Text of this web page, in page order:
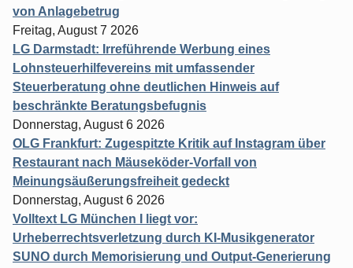
von Anlagebetrug
Freitag, August 7 2026
LG Darmstadt: Irreführende Werbung eines
Lohnsteuerhilfevereins mit umfassender
Steuerberatung ohne deutlichen Hinweis auf
beschränkte Beratungsbefugnis
Donnerstag, August 6 2026
OLG Frankfurt: Zugespitzte Kritik auf Instagram über
Restaurant nach Mäuseköder-Vorfall von
Meinungsäußerungsfreiheit gedeckt
Donnerstag, August 6 2026
Volltext LG München I liegt vor:
Urheberrechtsverletzung durch KI-Musikgenerator
SUNO durch Memorisierung und Output-Generierung